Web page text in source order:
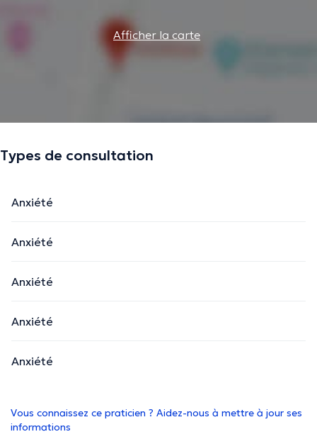
Afficher la carte
Types de consultation
Anxiété
Anxiété
Anxiété
Anxiété
Anxiété
Vous connaissez ce praticien ? Aidez-nous à mettre à jour ses
informations